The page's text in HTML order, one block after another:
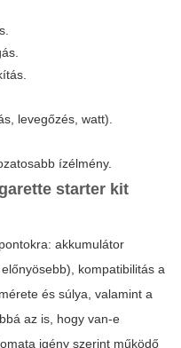
levegőzés, watt).
ízélmény.
starter kit
akkumulátor
kompatibilitás a
és súlya, valamint a
az is, hogy van-e
igény szerint működő